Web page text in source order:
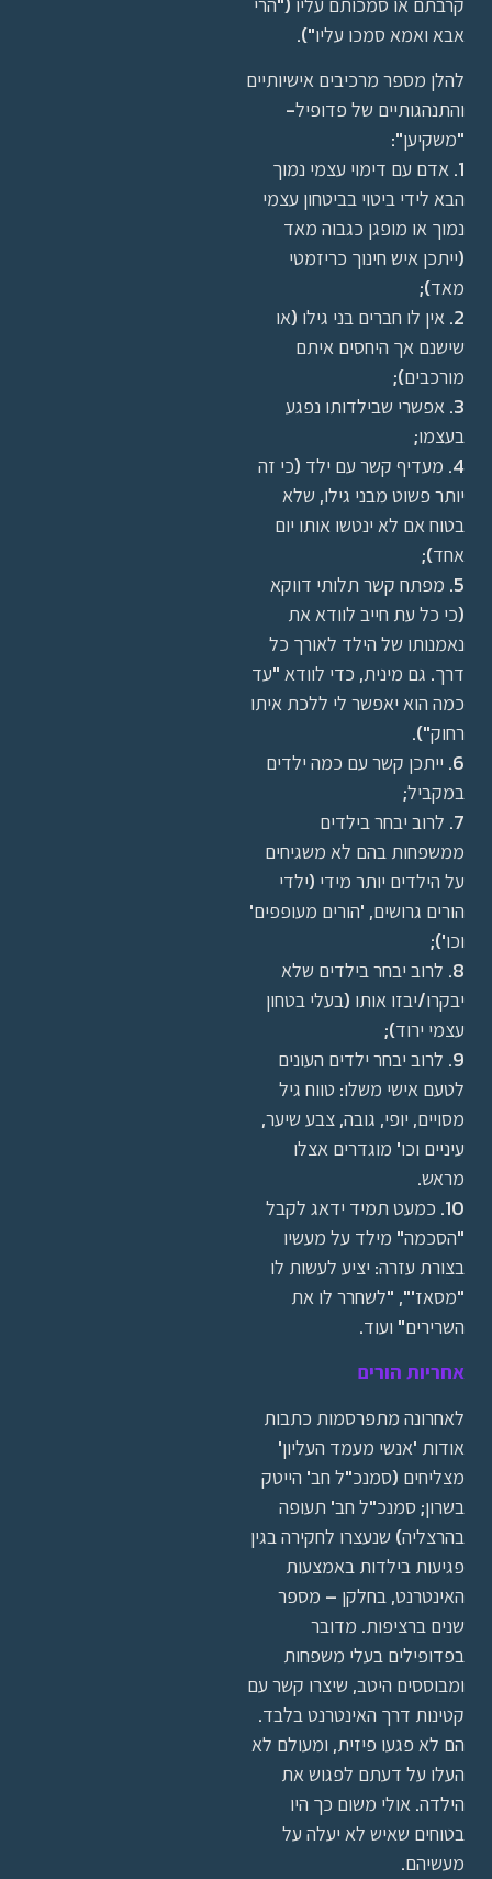
אבא ואמא סמכו עליו").
להלן מספר מרכיבים אישיותיים
והתנהגותיים של פדופיל-
"משקיען":
1. אדם עם דימוי עצמי נמוך
הבא לידי ביטוי בביטחון עצמי
נמוך או מופגן כגבוה מאד
(ייתכן איש חינוך כריזמטי
מאד);
2. אין לו חברים בני גילו (או
שישנם אך היחסים איתם
מורכבים);
3. אפשרי שבילדותו נפגע
בעצמו;
4. מעדיף קשר עם ילד (כי זה
יותר פשוט מבני גילו, שלא
בטוח אם לא ינטשו אותו יום
אחד);
5. מפתח קשר תלותי דווקא
(כי כל עת חייב לוודא את
נאמנותו של הילד לאורך כל
דרך. גם מינית, כדי לוודא "עד
כמה הוא יאפשר לי ללכת איתו
רחוק").
6. ייתכן קשר עם כמה ילדים
במקביל;
7. לרוב יבחר בילדים
ממשפחות בהם לא משגיחים
על הילדים יותר מידי (ילדי
הורים גרושים, 'הורים מעופפים'
וכו');
8. לרוב יבחר בילדים שלא
יבקרו/יבזו אותו (בעלי בטחון
עצמי ירוד);
9. לרוב יבחר ילדים העונים
לטעם אישי משלו: טווח גיל
מסויים, יופי, גובה, צבע שיער,
עיניים וכו' מוגדרים אצלו
מראש.
10. כמעט תמיד ידאג לקבל
"הסכמה" מילד על מעשיו
בצורת עזרה: יציע לעשות לו
"מסאז'", "לשחרר לו את
השרירים" ועוד.
אחריות הורים
לאחרונה מתפרסמות כתבות
אודות 'אנשי מעמד העליון'
מצליחים (סמנכ"ל חב' הייטק
בשרון; סמנכ"ל חב' תעופה
בהרצליה) שנעצרו לחקירה בגין
פגיעות בילדות באמצעות
האינטרנט, בחלקן – מספר
שנים ברציפות. מדובר
בפדופילים בעלי משפחות
ומבוססים היטב, שיצרו קשר עם
קטינות דרך האינטרנט בלבד.
הם לא פגעו פיזית, ומעולם לא
העלו על דעתם לפגוש את
הילדה. אולי משום כך היו
בטוחים שאיש לא יעלה על
מעשיהם.